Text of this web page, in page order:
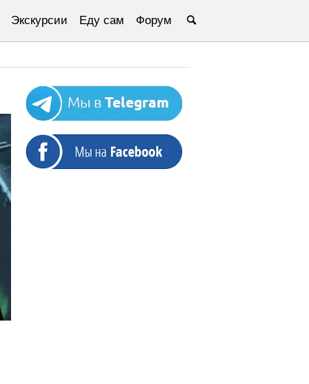
Экскурсии Еду сам Форум